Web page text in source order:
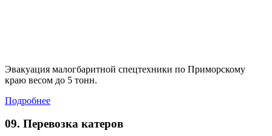
Эвакуация малогбаритной спецтехники по Приморскому
краю весом до 5 тонн.
Подробнее
09. Перевозка катеров